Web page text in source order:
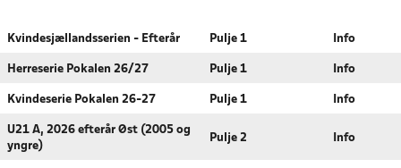
Kvindesjællandsserien - Efterår Pulje 1 Info
Herreserie Pokalen 26/27 Pulje 1 Info
Kvindeserie Pokalen 26-27 Pulje 1 Info
U21 A, 2026 efterår Øst (2005 og
yngre)
Pulje 2 Info